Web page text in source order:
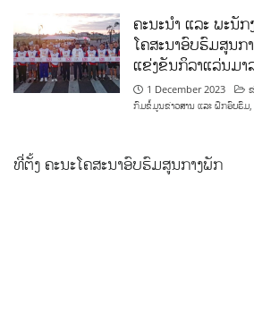
ຄະນະນຳ ແລະ ພະນັ
ໂຄສະນາອົບຮົມສູນກ
ແຂ່ງຂັນກິລາແລ່ນມາ
1 December 2023
ກົມຂໍ້ມູນຂ່າວສານ ແລະ ຝຶກອົບຮົມ
ທີ່ຕັ້ງ ຄະນະໂຄສະນາອົບຮົມສູນກາງພັກ